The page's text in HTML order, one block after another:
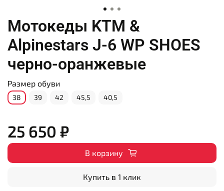
Мотокеды KTM &
Alpinestars J-6 WP SHOES
черно-оранжевые
Размер обуви
38 39 42 45,5 40,5
25 650 ₽
В корзину
Купить в 1 клик